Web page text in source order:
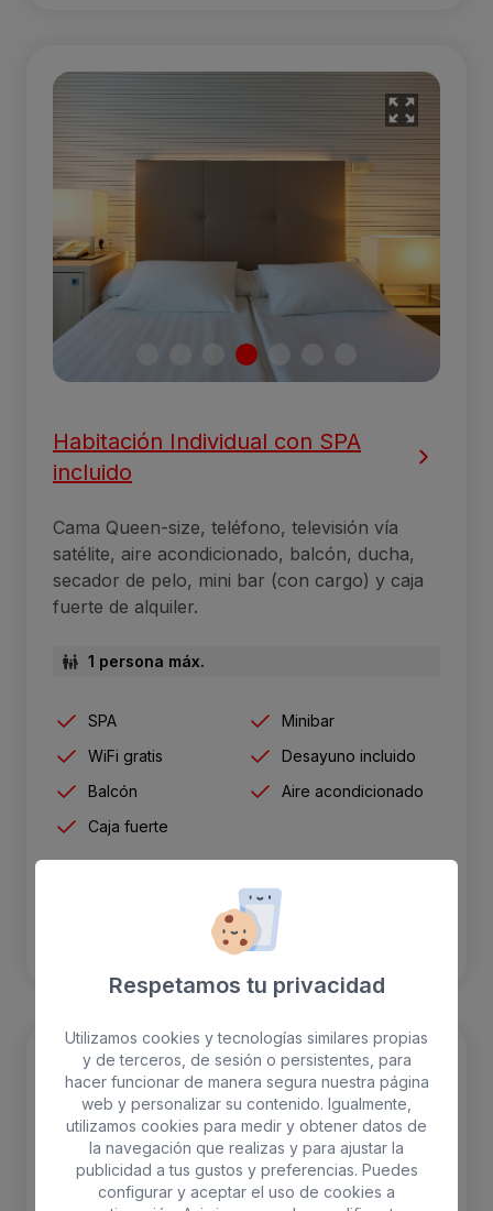
Habitación Individual con SPA
incluido
Cama Queen-size, teléfono, televisión vía
satélite, aire acondicionado, balcón, ducha,
secador de pelo, mini bar (con cargo) y caja
fuerte de alquiler.
1 persona máx.
SPA
Minibar
WiFi gratis
Desayuno incluido
Balcón
Aire acondicionado
Caja fuerte
RESERVAR
Respetamos tu privacidad
Utilizamos cookies y tecnologías similares propias
y de terceros, de sesión o persistentes, para
hacer funcionar de manera segura nuestra página
web y personalizar su contenido. Igualmente,
utilizamos cookies para medir y obtener datos de
la navegación que realizas y para ajustar la
publicidad a tus gustos y preferencias. Puedes
configurar y aceptar el uso de cookies a